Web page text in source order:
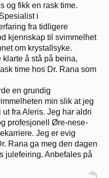
og fikk en rask time.
i
fra tidligere
kjennskap til svimmelhet
om krystallsyke.
å stå på beina,
time hos Dr. Rana som
en grundig
min slik at jeg
fra Aleris. Jeg har aldri
profesjonell Øre-nese-
Jeg er evig
Rana ga meg den dagen
julefeiring. Anbefales på